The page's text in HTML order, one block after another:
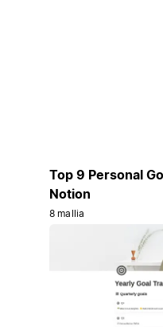
Top 9 Personal
Notion
8 mallia